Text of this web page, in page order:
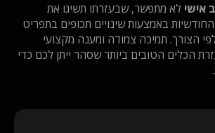
אישי לא מתפשר, שבעזרתו תשיגו את
באמצעות שינויים תכופים בתפריט
הצורך. תמיכה צמודה ומענה מקצועי
הכלים הטובים ביותר שסהר ייתן לכם כדי